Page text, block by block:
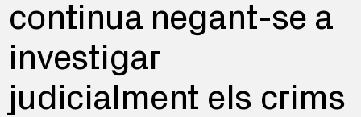
continua negant-se a
investigar
judicialment els crims